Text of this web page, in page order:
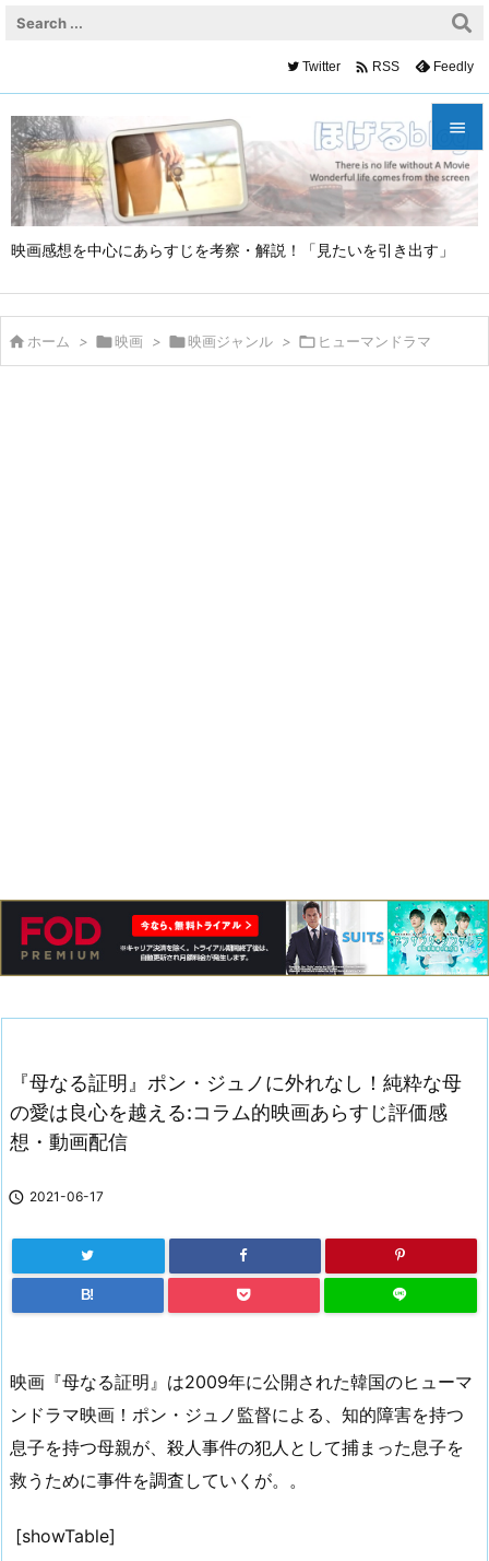
映画感想を中心にあらすじを考察・解説！「見たいを引き出す」


メニュ

サイド
次へ
Twitter  RSS Feedly
 ホーム > 映画 > 映画ジャンル >  ヒューマンドラマ
『母なる証明』ポン・ジュノに外れなし！純粋な母
の愛は良心を越える:コラム的映画あらすじ評価感
想・動画配信
 2021-06-17
B!
映画『母なる証明』は2009年に公開された韓国のヒューマ
ンドラマ映画！ポン・ジュノ監督による、知的障害を持つ
息子を持つ母親が、殺人事件の犯人として捕まった息子を
救うために事件を調査していくが。。
[showTable]